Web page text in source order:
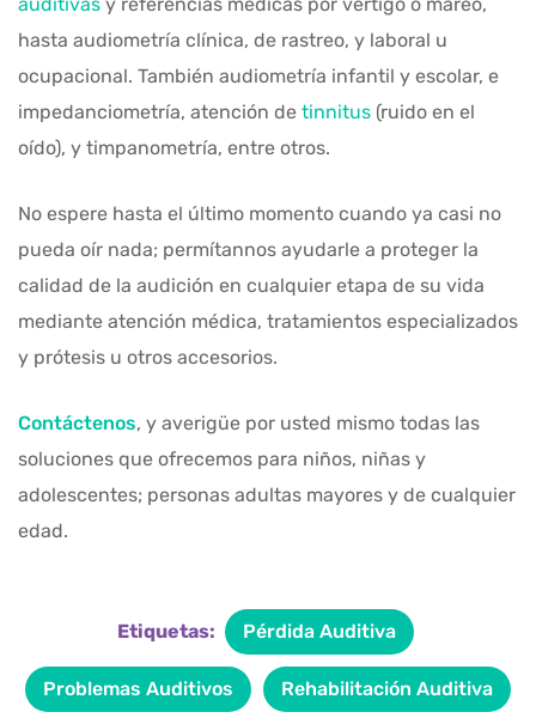
hasta audiometría clínica, de rastreo, y laboral u
ocupacional. También audiometría infantil y escolar, e
impedanciometría, atención de tinnitus (ruido en el
oído), y timpanometría, entre otros.
No espere hasta el último momento cuando ya casi no
pueda oír nada; permítannos ayudarle a proteger la
calidad de la audición en cualquier etapa de su vida
mediante atención médica, tratamientos especializados
y prótesis u otros accesorios.
Contáctenos, y averigüe por usted mismo todas las
soluciones que ofrecemos para niños, niñas y
adolescentes; personas adultas mayores y de cualquier
edad.
Etiquetas: Pérdida Auditiva
Problemas Auditivos Rehabilitación Auditiva